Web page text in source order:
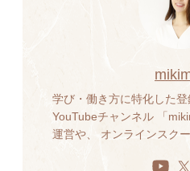
学び・働き方に特化した
YouTubeチャンネル 「
運営や、 オンラインスクー